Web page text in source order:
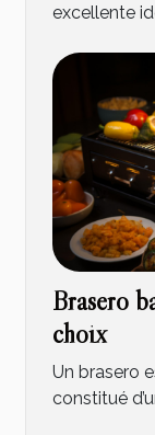
excellente
Brasero
choix
Un brasero
constitué